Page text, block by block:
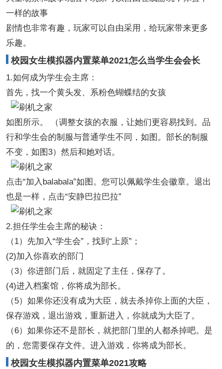
一样的故事
剧情也非常有趣，玩家可以自由采用，给玩家带来更多
乐趣。
校园女生模拟器内置菜单2021怎么当学生会会长
1.如何成为学生会主席：
首先，找一个黄头发、系粉色蝴蝶结的女孩
如图所示。 （调整女孩的衣服，让她们更容易找到。品
行和学生会的制服与普通学生不同，如图。部长的制服
不变，如图3）然后和她对话。
点击“加入balabala”如图。您可以佩戴学生会徽章。退出
也是一样，点击“安静巴拉巴拉”
2.担任学生会主席的秘诀：
（1）先加入“学生会”，找到“上原”；
(2)加入你喜欢的部门
（3）你进部门后，就固定了主任，保存了。
(4)进入档案馆，你将成为部长。
（5）如果你还没有成为大臣，就去杀掉你上面的大臣，
保存游戏，退出游戏，重新进入，你就成为大臣了。
（6）如果你还不是部长，就把部门里的人都杀掉吧。是
的，您需要保存文件。进入游戏，你将成为部长。
校园女生模拟器内置菜单2021攻略